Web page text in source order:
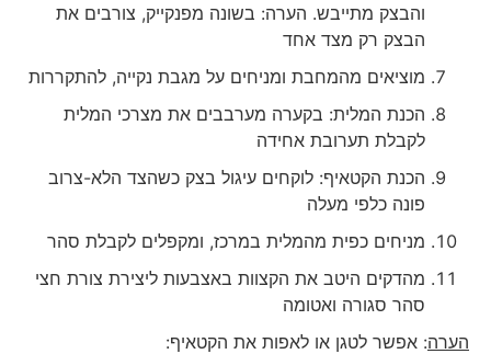
והבצק מתייבש. הערה: בשונה מפנקייק, צורבים את
הבצק רק מצד אחד
מוציאים מהמחבת ומניחים על מגבת נקייה, להתקררות
הכנת המלית: בקערה מערבבים את מצרכי המלית
לקבלת תערובת אחידה
הכנת הקטאיף: לוקחים עיגול בצק כשהצד הלא-צרוב
פונה כלפי מעלה
מניחים כפית מהמלית במרכז, ומקפלים לקבלת סהר
מהדקים היטב את הקצוות באצבעות ליצירת צורת חצי
סהר סגורה ואטומה
הערה: אפשר לטגן או לאפות את הקטאיף: